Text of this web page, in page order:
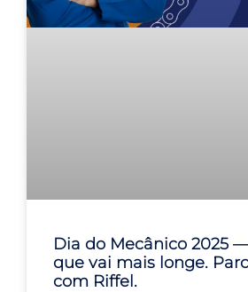
Dia do Mecânico 2025
que vai mais longe.
com Riffel.